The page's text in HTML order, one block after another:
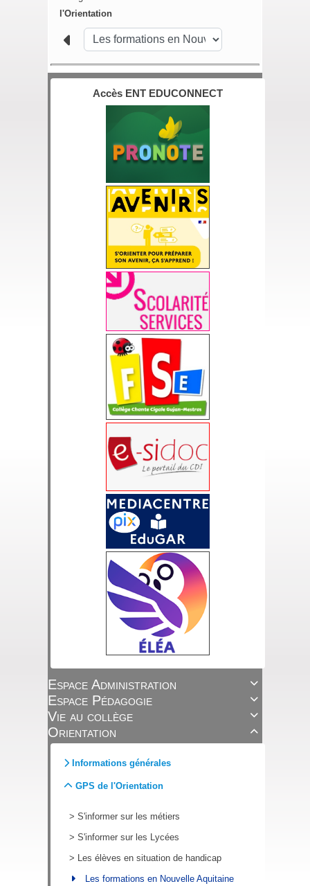
Accès ENT EDUCONNECT

Espace Administration

Espace Pédagogie

Vie au collège

Orientation
Informations générales
GPS de l'Orientation
> S'informer sur les métiers
> S'informer sur les Lycées
>
Les élèves en situation de handicap
Les formations en Nouvelle Aquitaine
l'Orientation